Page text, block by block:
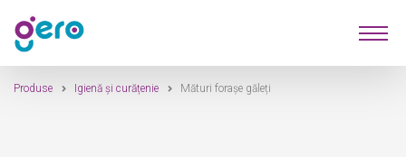
Sari
la
navigare
Sari
la
conținut
Produse
Furnizori
Produse Igienă și curățenie Mături forașe găleți